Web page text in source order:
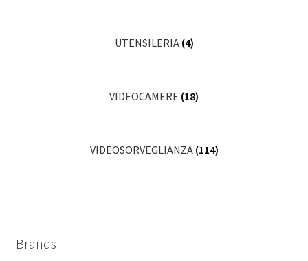
UTENSILERIA (4)
VIDEOCAMERE (18)
VIDEOSORVEGLIANZA (114)
Brands